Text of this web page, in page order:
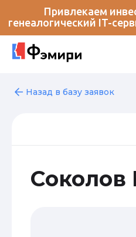
Привлекаем
генеалогический IT-
Назад в базу заявок
Соколов